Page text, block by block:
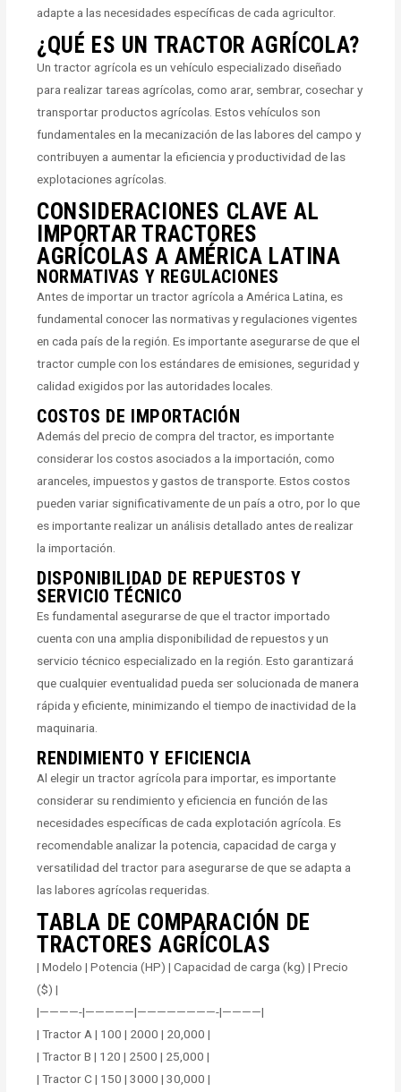
adapte a las necesidades específicas de cada agricultor.
¿QUÉ ES UN TRACTOR AGRÍCOLA?
Un tractor agrícola es un vehículo especializado diseñado
para realizar tareas agrícolas, como arar, sembrar, cosechar y
transportar productos agrícolas. Estos vehículos son
fundamentales en la mecanización de las labores del campo y
contribuyen a aumentar la eficiencia y productividad de las
explotaciones agrícolas.
CONSIDERACIONES CLAVE AL
IMPORTAR TRACTORES
AGRÍCOLAS A AMÉRICA LATINA
NORMATIVAS Y REGULACIONES
Antes de importar un tractor agrícola a América Latina, es
fundamental conocer las normativas y regulaciones vigentes
en cada país de la región. Es importante asegurarse de que el
tractor cumple con los estándares de emisiones, seguridad y
calidad exigidos por las autoridades locales.
COSTOS DE IMPORTACIÓN
Además del precio de compra del tractor, es importante
considerar los costos asociados a la importación, como
aranceles, impuestos y gastos de transporte. Estos costos
pueden variar significativamente de un país a otro, por lo que
es importante realizar un análisis detallado antes de realizar
la importación.
DISPONIBILIDAD DE REPUESTOS Y
SERVICIO TÉCNICO
Es fundamental asegurarse de que el tractor importado
cuenta con una amplia disponibilidad de repuestos y un
servicio técnico especializado en la región. Esto garantizará
que cualquier eventualidad pueda ser solucionada de manera
rápida y eficiente, minimizando el tiempo de inactividad de la
maquinaria.
RENDIMIENTO Y EFICIENCIA
Al elegir un tractor agrícola para importar, es importante
considerar su rendimiento y eficiencia en función de las
necesidades específicas de cada explotación agrícola. Es
recomendable analizar la potencia, capacidad de carga y
versatilidad del tractor para asegurarse de que se adapta a
las labores agrícolas requeridas.
TABLA DE COMPARACIÓN DE
TRACTORES AGRÍCOLAS
| Modelo | Potencia (HP) | Capacidad de carga (kg) | Precio
($) |
|————-|—————|————————-|————|
| Tractor A | 100 | 2000 | 20,000 |
| Tractor B | 120 | 2500 | 25,000 |
| Tractor C | 150 | 3000 | 30,000 |